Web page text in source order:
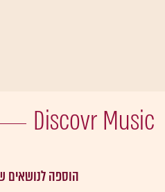
Discovr Music